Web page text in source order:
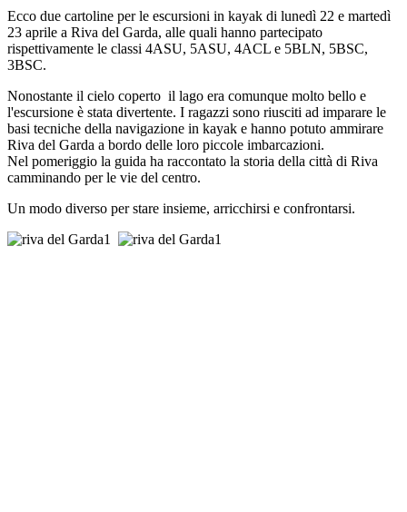
Ecco due cartoline per le escursioni in kayak di lunedì 22 e martedì
23 aprile a Riva del Garda, alle quali hanno partecipato
rispettivamente le classi 4ASU, 5ASU, 4ACL e 5BLN, 5BSC,
3BSC.
Nonostante il cielo coperto il lago era comunque molto bello e
l'escursione è stata divertente. I ragazzi sono riusciti ad imparare le
basi tecniche della navigazione in kayak e hanno potuto ammirare
Riva del Garda a bordo delle loro piccole imbarcazioni.
Nel pomeriggio la guida ha raccontato la storia della città di Riva
camminando per le vie del centro.
Un modo diverso per stare insieme, arricchirsi e confrontarsi.